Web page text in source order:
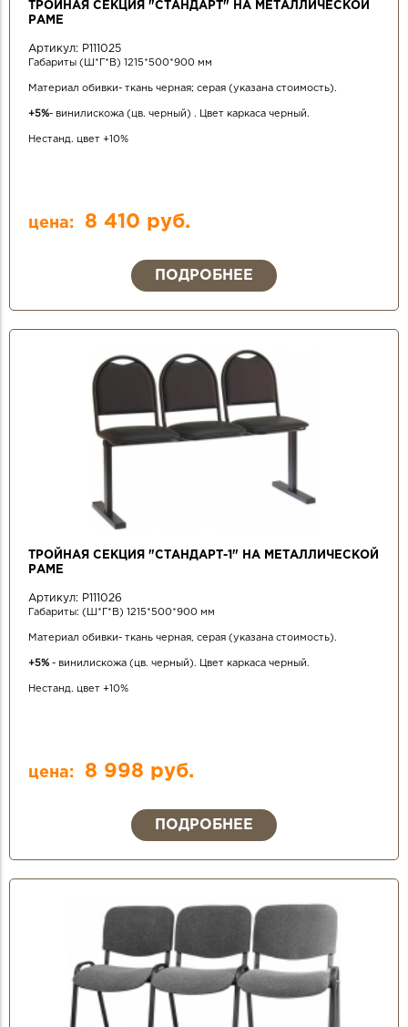
ТРОЙНАЯ СЕКЦИЯ "СТАНДАРТ" НА МЕТАЛЛИЧЕСКОЙ
РАМЕ
Артикул: Р111025
Габариты (Ш*Г*В) 1215*500*900 мм
Материал обивки- ткань черная; серая (указана стоимость).
+5%- винилискожа (цв. черный) . Цвет каркаса черный.
Нестанд. цвет +10%
цена: 8 410 руб.
ПОДРОБНЕЕ
ТРОЙНАЯ СЕКЦИЯ "СТАНДАРТ-1" НА МЕТАЛЛИЧЕСКОЙ
РАМЕ
Артикул: Р111026
Габариты: (Ш*Г*В) 1215*500*900 мм
Материал обивки- ткань черная, серая (указана стоимость).
+5% - винилискожа (цв. черный). Цвет каркаса черный.
Нестанд. цвет +10%
цена: 8 998 руб.
ПОДРОБНЕЕ